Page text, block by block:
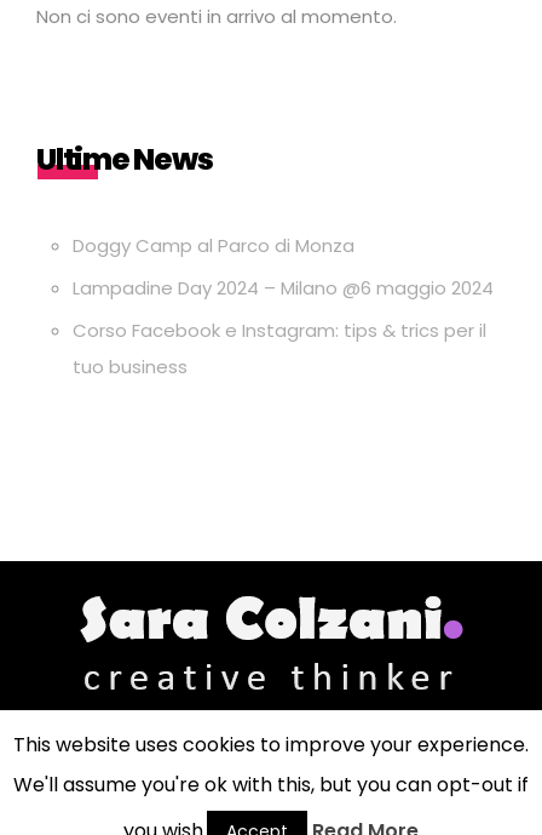
Non ci sono eventi in arrivo al momento.
Ultime News
Doggy Camp al Parco di Monza
Lampadine Day 2024 – Milano @6 maggio 2024
Corso Facebook e Instagram: tips & trics per il
tuo business
Sara Colzani - Creative Thinker
via Ada Negri, 2 - 20092 Cinisello Balsamo (MI)
This website uses cookies to improve your experience.
We'll assume you're ok with this, but you can opt-out if